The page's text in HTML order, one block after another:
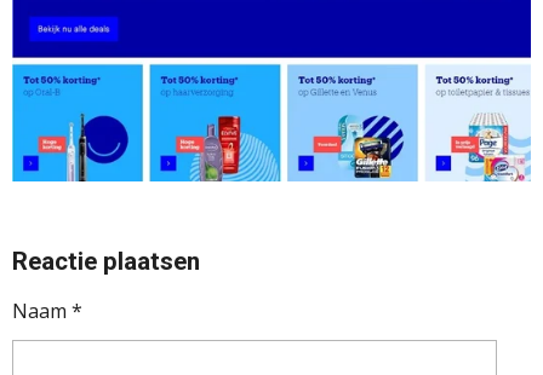
Reactie plaatsen
Naam *